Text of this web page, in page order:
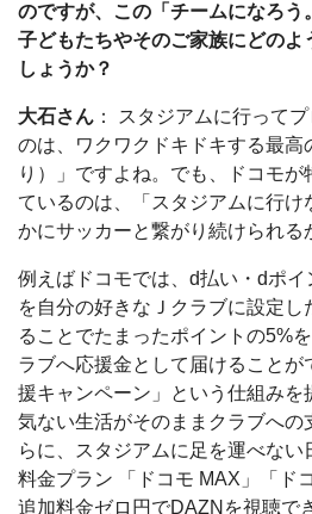
のですが、この「チームになろう
子どもたちやそのご家族にどのよ
しょうか？
大石さん ： スタジアムに行って
のは、ワクワクドキドキする最高
り）」ですよね。でも、ドコモが
ているのは、「スタジアムに行け
かにサッカーと繋がり続けられる
例えばドコモでは、d払い・dポ
を自分の好きなＪクラブに設定
ることでたまったポイントの5%
ラブへ応援金として届けること
援キャンペーン」という仕組みを
気ない生活がそのままクラブへの
らに、スタジアムに足を運べな
料金プラン 「ドコモ MAX」「ド
追加料金ゼロ円でDAZNを視聴で